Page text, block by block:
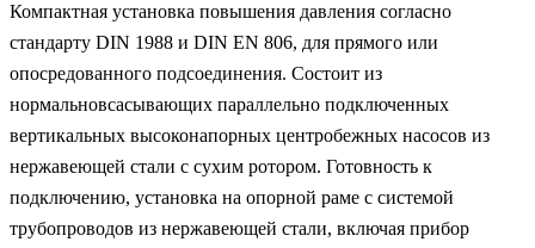
Компактная установка повышения давления согласно
стандарту DIN 1988 и DIN EN 806, для прямого или
опосредованного подсоединения. Состоит из
нормальновсасывающих параллельно подключенных
вертикальных высоконапорных центробежных насосов из
нержавеющей стали с сухим ротором. Готовность к
подключению, установка на опорной раме с системой
трубопроводов из нержавеющей стали, включая прибор